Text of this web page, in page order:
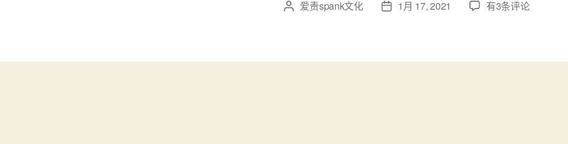
文 爱责spank文化
发 1月 17, 2021
茉
L27
有3条评论